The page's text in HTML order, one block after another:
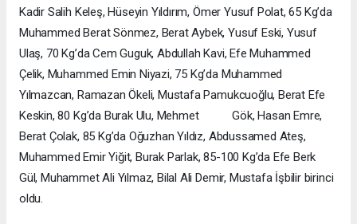
Kadir Salih Keleş, Hüseyin Yıldırım, Ömer Yusuf Polat, 65 Kg’da
Muhammed Berat Sönmez, Berat Aybek, Yusuf Eski, Yusuf
Ulaş, 70 Kg’da Cem Guguk, Abdullah Kavi, Efe Muhammed
Çelik, Muhammed Emin Niyazi, 75 Kg’da Muhammed
Yılmazcan, Ramazan Ökeli, Mustafa Pamukcuoğlu, Berat Efe
Keskin, 80 Kg’da Burak Ulu, Mehmet Gök, Hasan Emre,
Berat Çolak, 85 Kg’da Oğuzhan Yıldız, Abdussamed Ateş,
Muhammed Emir Yiğit, Burak Parlak, 85-100 Kg’da Efe Berk
Gül, Muhammet Ali Yılmaz, Bilal Ali Demir, Mustafa İşbilir birinci
oldu.